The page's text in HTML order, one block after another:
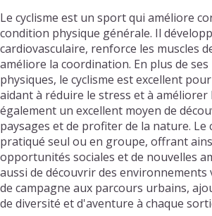
Le cyclisme est un sport qui améliore
condition physique générale. Il
cardiovasculaire, renforce les muscles
améliore la coordination. En plus de
physiques, le cyclisme est excellent
aidant à réduire le stress et à améliorer
également un excellent moyen de
paysages et de profiter de la nature. Le
pratiqué seul ou en groupe, offrant
opportunités sociales et de nouvelles
aussi de découvrir des environnements
de campagne aux parcours urbains,
de diversité et d'aventure à chaque